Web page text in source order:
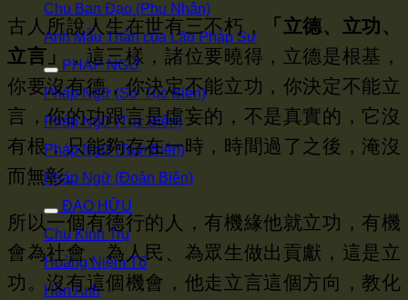
Chu Ban Đạo (Phu Nhân)
Ảnh Mẫu Thân của Lão Pháp Sư
PHÁP NGỮ
Pháp Ngữ (Sơ Tục Biên)
Pháp Ngữ (Tục Biên)
Pháp Ngữ (Tam Biên)
Pháp Ngữ (Đoản Biên)
ĐẠO HỮU
Chu Kính Trụ
Hoàng Niệm Tổ
Hàn Anh
古人所說人生在世有三不朽，
「立德、立功、
立言」，這三樣，諸位要曉得，立德是根基，
你要沒有德，你決定不能立功，你決定不能立
言，你的功跟言是虛妄的，不是真實的，它沒
有根，只能夠存在一時，時間過了之後，淹沒
而無彰。
所以一個有德行的人，有機緣他就立功，有機
會為社會、為人民、為眾生做出貢獻，這是立
功。沒有這個機會，他走立言這個方向，教化